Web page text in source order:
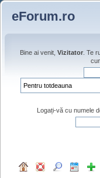
eForum.ro
Bine ai venit, Vizitator . Te
Logați-vă cu numele